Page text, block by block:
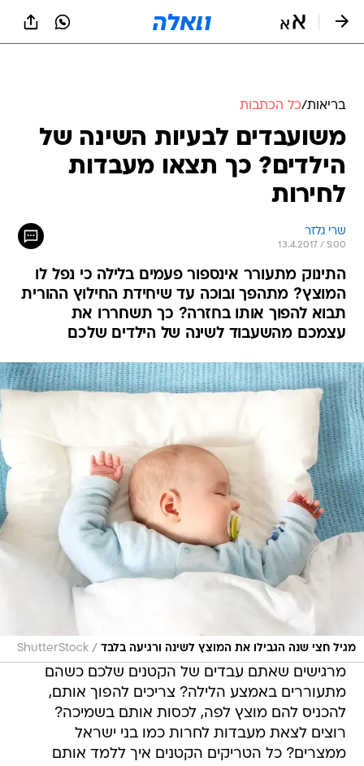
בריאות/כל הכתבות
משועבדים לבעיות השינה של
הילדים? כך תצאו מעבדות
לחירות
שרי גלזר
13.4.2017 / 5:00
התינוק מתעורר אינספור פעמים בלילה כי נפל לו
המוצץ? מתהפך ובוכה עד שיחידת החילוץ ההורית
תבוא להפוך אותו בחזרה? כך תשחררו את
עצמכם מהשעבוד לשינה של הילדים שלכם
מגיל חצי שנה הגבילו את המוצץ לשינה ורגיעה בלבד /
ShutterStock
מרגישים שאתם עבדים של הקטנים שלכם כשהם
מתעוררים באמצע הלילה? צריכים להפוך אותם,
להכניס להם מוצץ לפה, לכסות אותם בשמיכה?
רוצים לצאת מעבדות לחרות כמו בני ישראל
ממצרים? כל הטריקים הקטנים איך ללמד אותם